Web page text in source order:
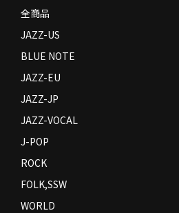
全商品
JAZZ-US
BLUE NOTE
JAZZ-EU
JAZZ-JP
JAZZ-VOCAL
J-POP
ROCK
FOLK,SSW
WORLD